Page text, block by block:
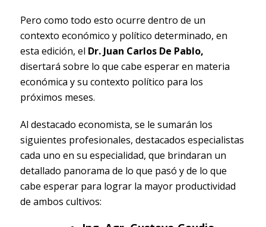
Pero como todo esto ocurre dentro de un
contexto económico y político determinado, en
esta edición, el Dr. Juan Carlos De Pablo,
disertará sobre lo que cabe esperar en materia
económica y su contexto político para los
próximos meses.
Al destacado economista, se le sumarán los
siguientes profesionales, destacados especialistas
cada uno en su especialidad, que brindaran un
detallado panorama de lo que pasó y de lo que
cabe esperar para lograr la mayor productividad
de ambos cultivos: